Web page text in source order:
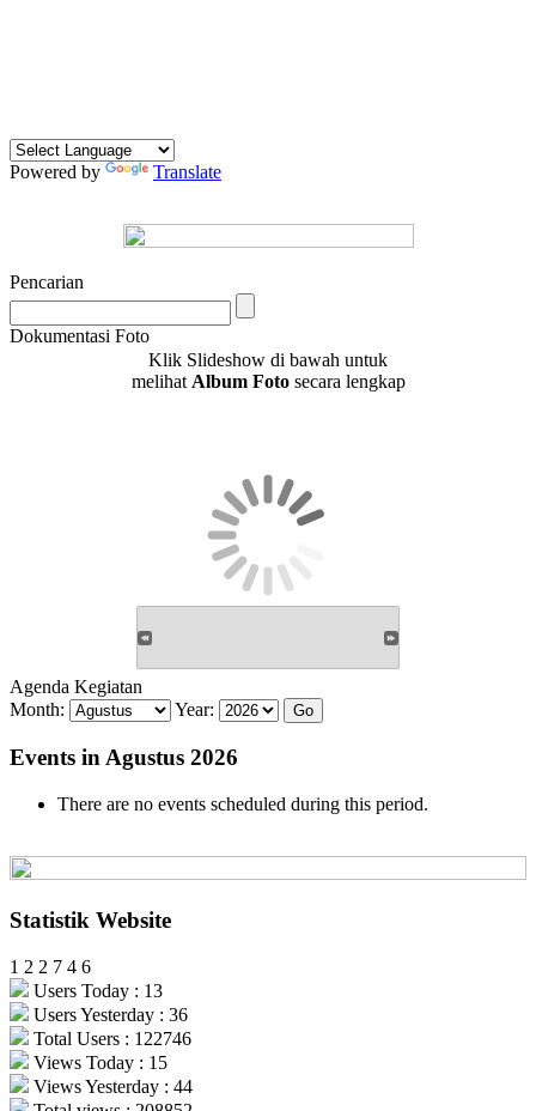
Powered by Translate
Pencarian
Dokumentasi Foto
Klik Slideshow di bawah untuk
melihat Album Fotosecara lengkap
Agenda Kegiatan
Month:
Year:
Events in Agustus 2026
There are no events scheduled during this period.
Statistik Website
1 2 2 7 4 6
Users Today : 13
Users Yesterday : 36
Total Users : 122746
Views Today : 15
Views Yesterday : 44